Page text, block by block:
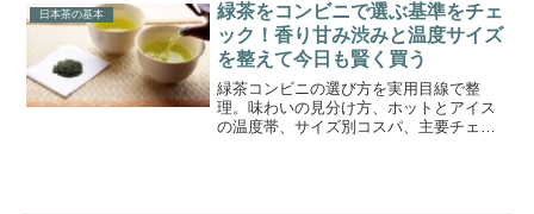
日本茶の基本
緑茶をコンビニで選ぶ基準をチェ
ック！香り甘み渋みと温度サイズ
を整えて今日も賢く買う
緑茶コンビニの選び方を実用目線で整
理。味わいの見分け方、ホットとアイス
の温度帯、サイズ別コスパ、主要チェー